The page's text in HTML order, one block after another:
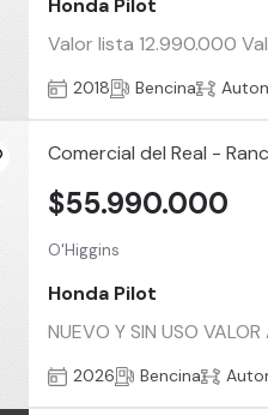
Honda Pilot
Valor lista 12.990.000
2018 Bencina
Comercial del Real -
O'Higgins
Honda Pilot
NUEVO Y SIN USO
$55.990.000
2026 Bencina